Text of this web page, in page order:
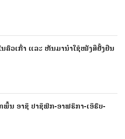
ນຄົວເກົ່າ ແລະ ຫັນມານຳໃຊ້ໜັງສືຢັ້ງຢືນ
ນ ອາຊີ ປາຊີຟິກ-ອາຟຣິກາ-ເອີຣົບ-